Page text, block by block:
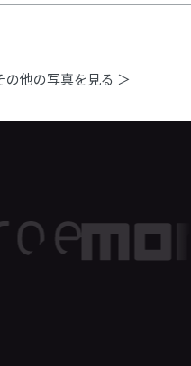
の他の写真を見る ＞